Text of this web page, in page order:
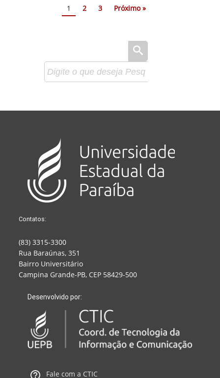
1 2 3 Próximo »
Contatos:
(83) 3315-3300
Rua Baraúnas, 351
Bairro Universitário
Campina Grande-PB, CEP 58429-500
Desenvolvido por:
Fale com a CTIC